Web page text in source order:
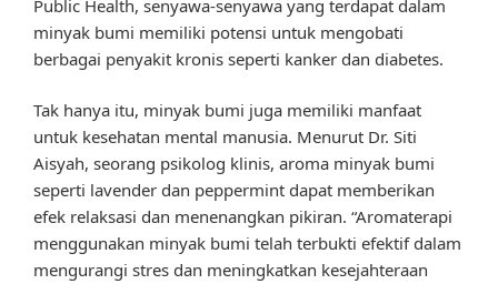
Public Health, senyawa-senyawa yang terdapat dalam
minyak bumi memiliki potensi untuk mengobati
berbagai penyakit kronis seperti kanker dan diabetes.
Tak hanya itu, minyak bumi juga memiliki manfaat
untuk kesehatan mental manusia. Menurut Dr. Siti
Aisyah, seorang psikolog klinis, aroma minyak bumi
seperti lavender dan peppermint dapat memberikan
efek relaksasi dan menenangkan pikiran. “Aromaterapi
menggunakan minyak bumi telah terbukti efektif dalam
mengurangi stres dan meningkatkan kesejahteraan